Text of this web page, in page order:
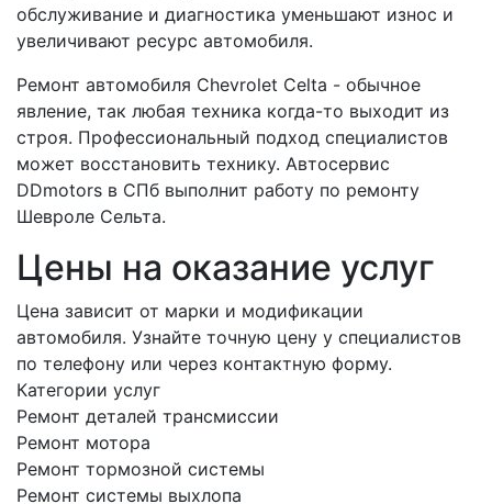
обслуживание и диагностика уменьшают износ и
увеличивают ресурс автомобиля.
Ремонт автомобиля Chevrolet Celta - обычное
явление, так любая техника когда-то выходит из
строя. Профессиональный подход специалистов
может восстановить технику. Автосервис
DDmotors в СПб выполнит работу по ремонту
Шевроле Сельта.
Цены на оказание услуг
Цена зависит от марки и модификации
автомобиля. Узнайте точную цену у специалистов
по телефону или через контактную форму.
Категории услуг
Ремонт деталей трансмиссии
Ремонт мотора
Ремонт тормозной системы
Ремонт системы выхлопа